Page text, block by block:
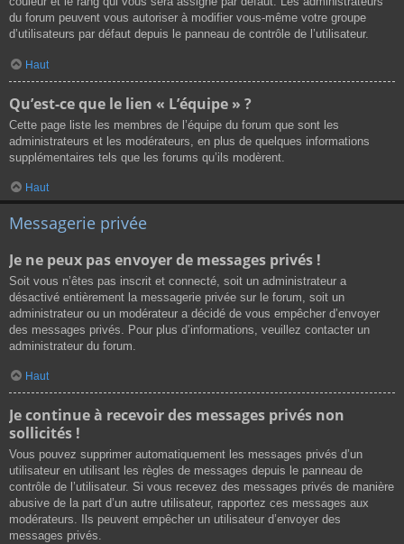
du forum peuvent vous autoriser à modifier vous-même votre groupe
d’utilisateurs par défaut depuis le panneau de contrôle de l’utilisateur.
Haut
Qu’est-ce que le lien « L’équipe » ?
Cette page liste les membres de l’équipe du forum que sont les
administrateurs et les modérateurs, en plus de quelques informations
supplémentaires tels que les forums qu’ils modèrent.
Haut
Messagerie privée
Je ne peux pas envoyer de messages privés !
Soit vous n’êtes pas inscrit et connecté, soit un administrateur a
désactivé entièrement la messagerie privée sur le forum, soit un
administrateur ou un modérateur a décidé de vous empêcher d’envoyer
des messages privés. Pour plus d’informations, veuillez contacter un
administrateur du forum.
Haut
Je continue à recevoir des messages privés non
sollicités !
Vous pouvez supprimer automatiquement les messages privés d’un
utilisateur en utilisant les règles de messages depuis le panneau de
contrôle de l’utilisateur. Si vous recevez des messages privés de manière
abusive de la part d’un autre utilisateur, rapportez ces messages aux
modérateurs. Ils peuvent empêcher un utilisateur d’envoyer des
messages privés.